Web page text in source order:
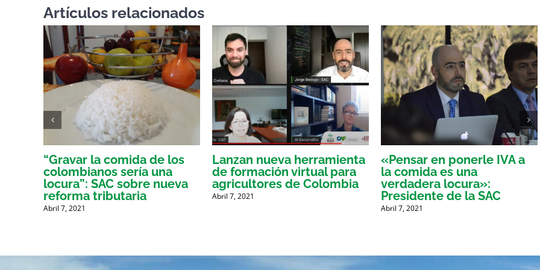
Artículos relacionados
“Gravar la comida de los
colombianos sería una
locura”: SAC sobre nueva
reforma tributaria
Abril 7, 2021
Lanzan nueva herramienta
de formación virtual para
agricultores de Colombia
Abril 7, 2021
«Pensar en ponerle IVA a
la comida es una
verdadera locura»:
Presidente de la SAC
Abril 7, 2021